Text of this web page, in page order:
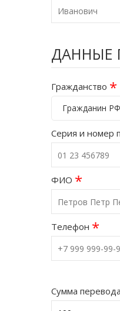
ДАННЫЕ
Гражданство *
Гражданин РФ
Серия и номер
ФИО *
Телефон *
Сумма